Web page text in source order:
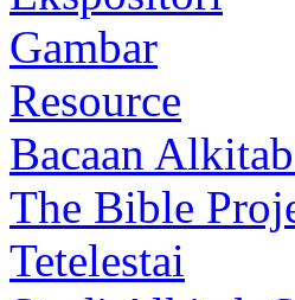
Gambar
Resource
Bacaan
The Bible
Tetelestai